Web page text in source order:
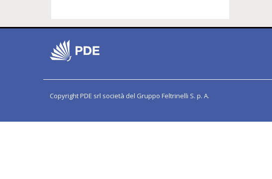
Copyright PDE srl società del Gruppo Feltrinelli S. p. A.